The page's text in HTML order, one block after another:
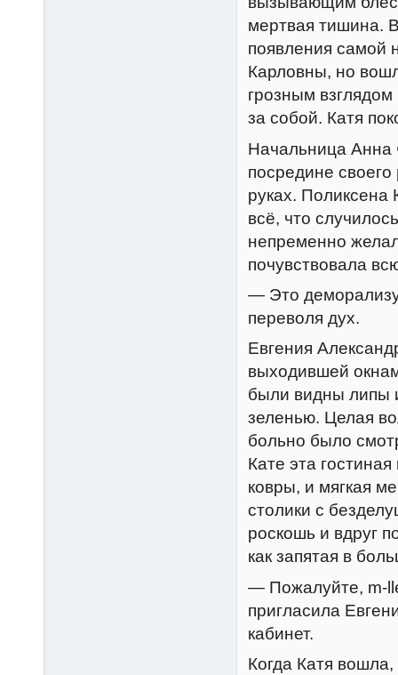
мертвая тишина.
появления самой
Карловны, но
грозным
за собой. Катя
Начальница Анна
посредине своего
руках. Поликсена
всё, что
непременно
почувствовала
— Это
переволя дух.
Евгения
выходившей
были видны липы
зеленью. Целая
больно было
Кате эта
ковры, и мягкая
столики с
роскошь и вдруг
как запятая в
— Пожалуйте, m-
пригласила
кабинет.
Когда Катя